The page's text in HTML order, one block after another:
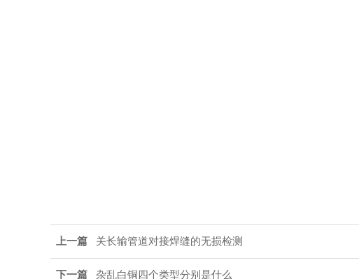
上一篇 关长输管道对接焊缝的无损检测
下一篇 杂乱白铜四个类型分别是什么